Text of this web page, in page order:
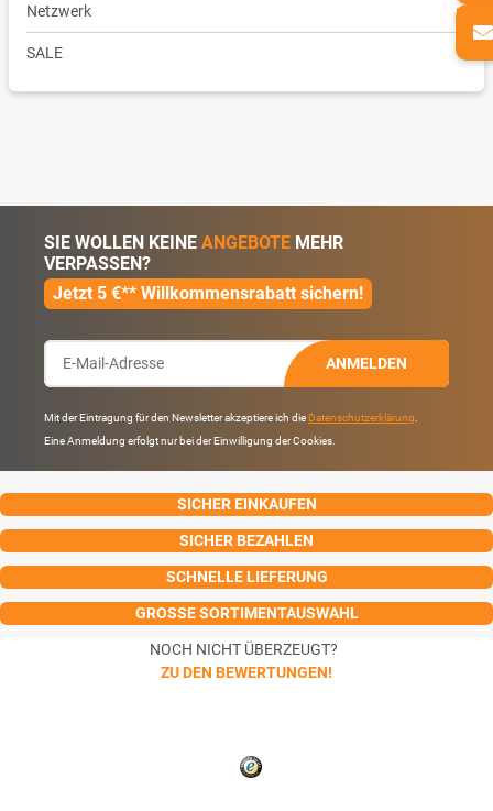
Netzwerk
SALE
SIE WOLLEN KEINE ANGEBOTE MEHR
VERPASSEN?
Jetzt 5 €** Willkommensrabatt sichern!
ANMELDEN
Mit der Eintragung für den Newsletter akzeptiere ich die Datenschutzerklärung
Eine Anmeldung erfolgt nur bei der Einwilligung der Cookies.
SICHER EINKAUFEN
SICHER BEZAHLEN
SCHNELLE LIEFERUNG
GROSSE SORTIMENTAUSWAHL
NOCH NICHT ÜBERZEUGT?
ZU DEN BEWERTUNGEN!